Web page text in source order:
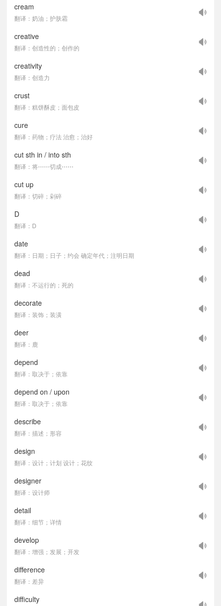
cream
翻译：奶油；护肤霜
creative
翻译：创造性的；创作的
creativity
翻译：创造力
crust
翻译：糕饼酥皮；面包皮
cure
翻译：药物；疗法 治愈；治好
cut sth in / into sth
翻译：将⋯⋯切成⋯⋯
cut up
翻译：切碎；剁碎
D
翻译：D
date
翻译：日期；日子；约会 确定年代；注明日期
dead
翻译：不运行的；死的
decorate
翻译：装饰；装潢
deer
翻译：鹿
depend
翻译：取决于；依靠
depend on / upon
翻译：取决于；依靠
describe
翻译：描述；形容
design
翻译：设计；计划 设计；花纹
designer
翻译：设计师
detail
翻译：细节；详情
develop
翻译：增强；发展；开发
difference
翻译：差异
difficulty